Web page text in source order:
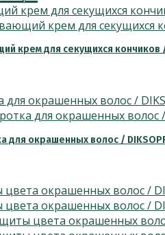
крем для секущихся кончиков /
окрашенных волос /